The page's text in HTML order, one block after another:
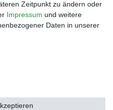
Zeitpunkt zu ändern oder
Impressum und weitere
Daten in unserer